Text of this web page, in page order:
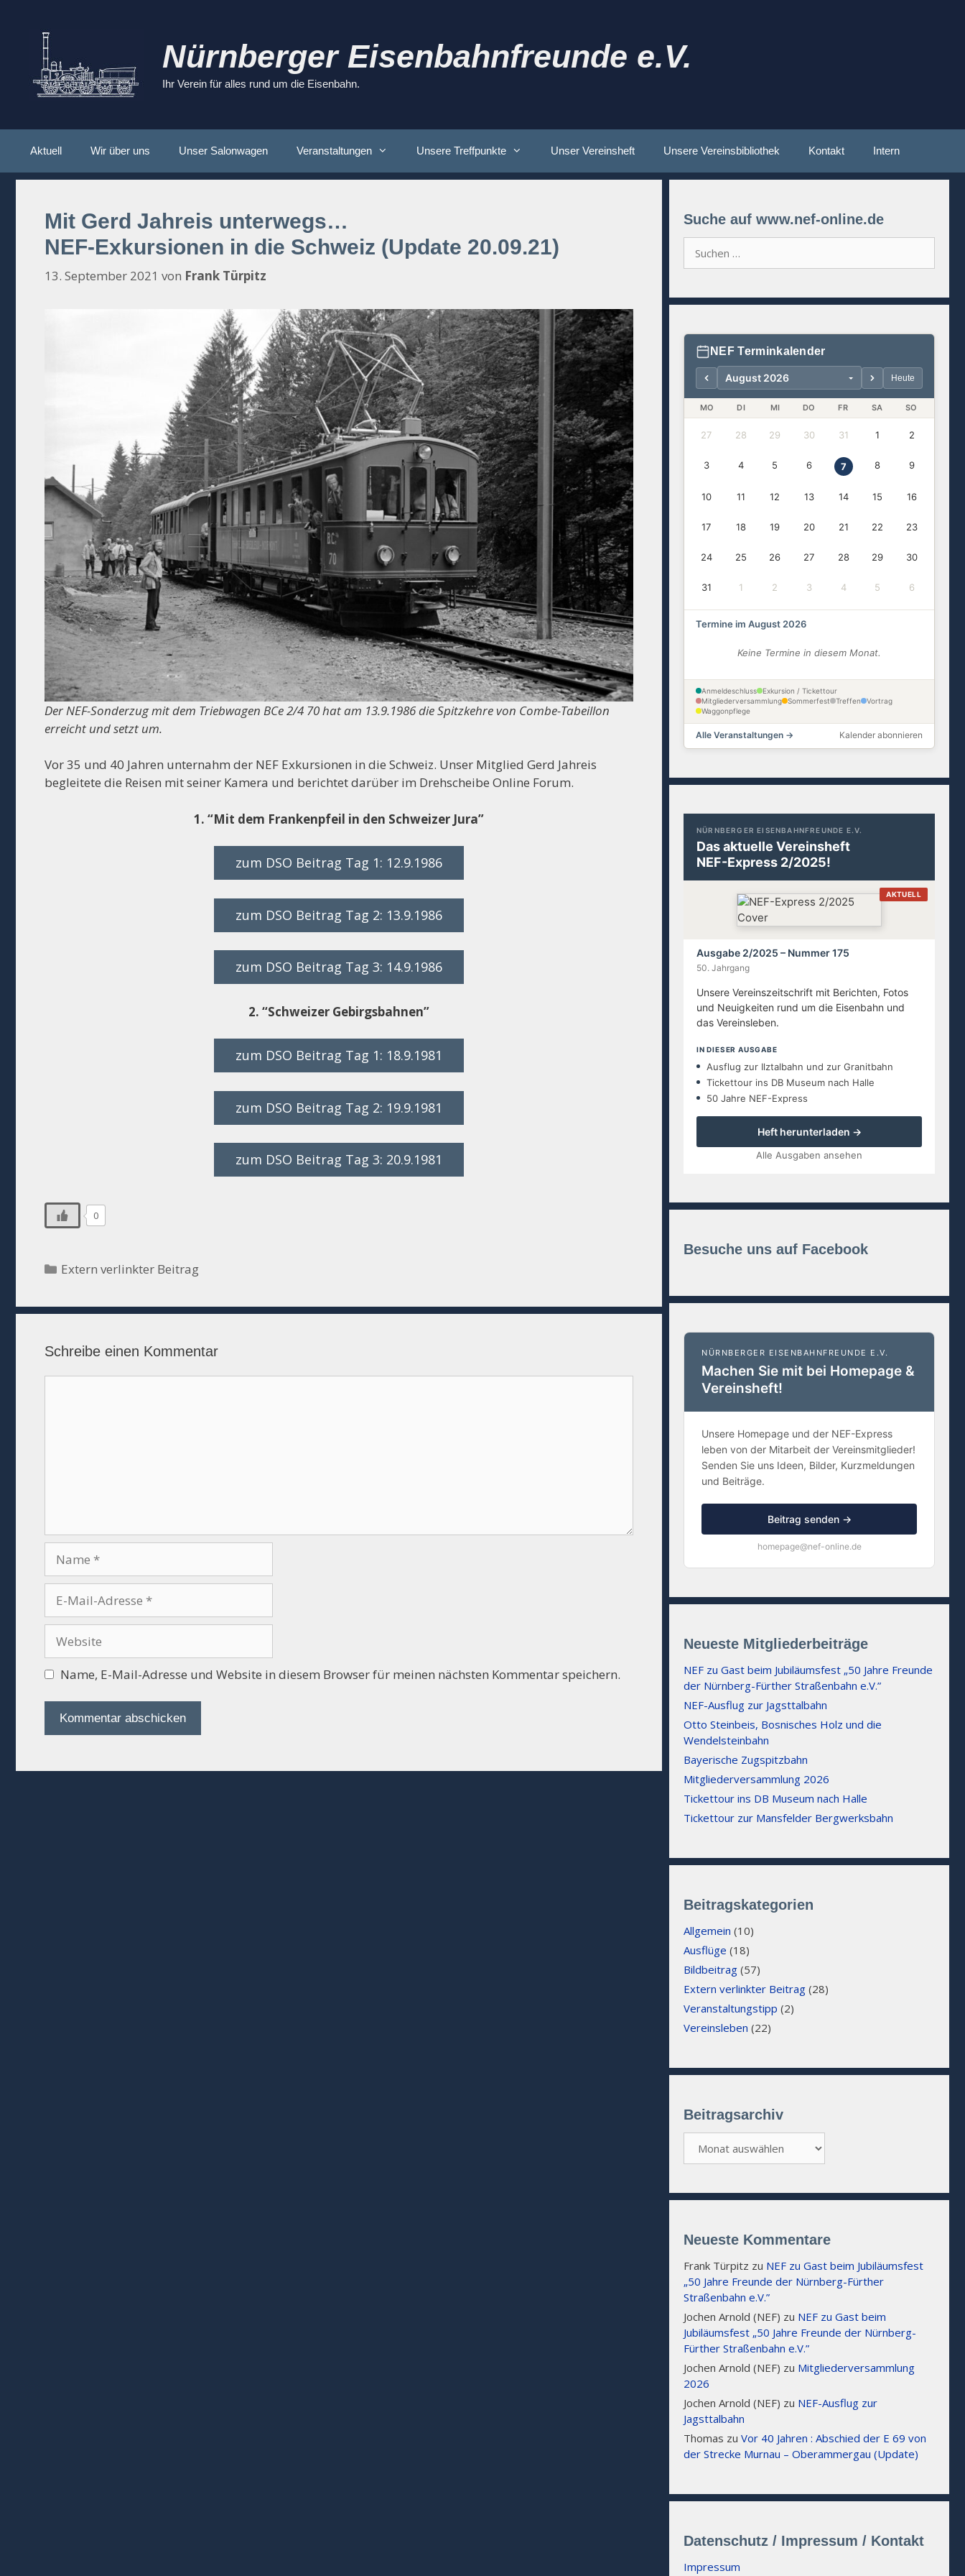
springen
Nürnberger Eisenbahnfreunde e.V.
Ihr Verein für alles rund um die Eisenbahn.
Aktuell Wir über uns Unser Salonwagen Veranstaltungen Unsere Treffpunkte Unser Vereinsheft Unsere Vereinsbibliothek Kontakt Intern
Mit Gerd Jahreis unterwegs…
NEF-Exkursionen in die Schweiz (Update 20.09.21)
13. September 2021 von Frank Türpitz
Der NEF-Sonderzug mit dem Triebwagen BCe 2/4 70 hat am 13.9.1986 die Spitzkehre von Combe-Tabeillon
erreicht und setzt um.
Vor 35 und 40 Jahren unternahm der NEF Exkursionen in die Schweiz. Unser Mitglied Gerd Jahreis
begleitete die Reisen mit seiner Kamera und berichtet darüber im Drehscheibe Online Forum.
1. “Mit dem Frankenpfeil in den Schweizer Jura”
zum DSO Beitrag Tag 1: 12.9.1986
zum DSO Beitrag Tag 2: 13.9.1986
zum DSO Beitrag Tag 3: 14.9.1986
2. “Schweizer Gebirgsbahnen”
zum DSO Beitrag Tag 1: 18.9.1981
zum DSO Beitrag Tag 2: 19.9.1981
zum DSO Beitrag Tag 3: 20.9.1981
0
Kategorien
Extern verlinkter Beitrag
Schreibe einen Kommentar
Mail-
Adresse
Name, E-Mail-Adresse und Website in diesem Browser für meinen nächsten Kommentar speichern.
Suche auf www.nef-online.de
nach:
NEF Terminkalender
Heute
MO DI MI DO FR SA SO
27 28 29 30 31 1 2
3 4 5 6 7 8 9
10 11 12 13 14 15 16
17 18 19 20 21 22 23
24 25 26 27 28 29 30
31 1 2 3 4 5 6
Termine im August 2026
Keine Termine in diesem Monat.
Anmeldeschluss
Exkursion / Tickettour
Mitgliederversammlung
Sommerfest Treffen
Vortrag
Waggonpflege
Alle Veranstaltungen → Kalender abonnieren
NÜRNBERGER EISENBAHNFREUNDE E.V.
Das aktuelle Vereinsheft
NEF-Express 2/2025!
AKTUELL
Ausgabe 2/2025 – Nummer 175
50. Jahrgang
Unsere Vereinszeitschrift mit Berichten, Fotos
und Neuigkeiten rund um die Eisenbahn und
das Vereinsleben.
IN DIESER AUSGABE
Ausflug zur Ilztalbahn und zur Granitbahn
Tickettour ins DB Museum nach Halle
50 Jahre NEF-Express
Heft herunterladen →
Alle Ausgaben ansehen
Besuche uns auf Facebook
NÜRNBERGER EISENBAHNFREUNDE E.V.
Machen Sie mit bei Homepage &
Vereinsheft!
Unsere Homepage und der NEF-Express
leben von der Mitarbeit der Vereinsmitglieder!
Senden Sie uns Ideen, Bilder, Kurzmeldungen
und Beiträge.
Beitrag senden →
homepage@nef-online.de
Neueste Mitgliederbeiträge
NEF zu Gast beim Jubiläumsfest „50 Jahre Freunde
der Nürnberg-Fürther Straßenbahn e.V.”
NEF-Ausflug zur Jagsttalbahn
Otto Steinbeis, Bosnisches Holz und die
Wendelsteinbahn
Bayerische Zugspitzbahn
Mitgliederversammlung 2026
Tickettour ins DB Museum nach Halle
Tickettour zur Mansfelder Bergwerksbahn
Beitragskategorien
Allgemein (10)
Ausflüge (18)
Bildbeitrag (57)
Extern verlinkter Beitrag (28)
Veranstaltungstipp (2)
Vereinsleben (22)
Beitragsarchiv
Neueste Kommentare
Frank Türpitz zu NEF zu Gast beim Jubiläumsfest
„50 Jahre Freunde der Nürnberg-Fürther
Straßenbahn e.V.”
Jochen Arnold (NEF) zu NEF zu Gast beim
Jubiläumsfest „50 Jahre Freunde der Nürnberg-
Fürther Straßenbahn e.V.”
Jochen Arnold (NEF) zu Mitgliederversammlung
2026
Jochen Arnold (NEF) zu NEF-Ausflug zur
Jagsttalbahn
Thomas zu Vor 40 Jahren : Abschied der E 69 von
der Strecke Murnau – Oberammergau (Update)
Datenschutz / Impressum / Kontakt
Impressum